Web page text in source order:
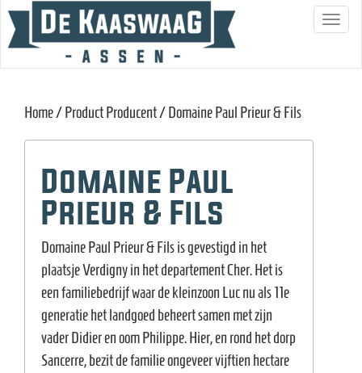
S
Home/ Product Producent / Domaine Paul Prieur & Fils
Domaine Paul
Prieur & Fils
Domaine Paul Prieur & Fils is gevestigd in het
plaatsje Verdigny in het departement Cher. Het is
een familiebedrijf waar de kleinzoon Luc nu als 11e
generatie het landgoed beheert samen met zijn
vader Didier en oom Philippe. Hier, en rond het dorp
Sancerre, bezit de familie ongeveer vijftien hectare